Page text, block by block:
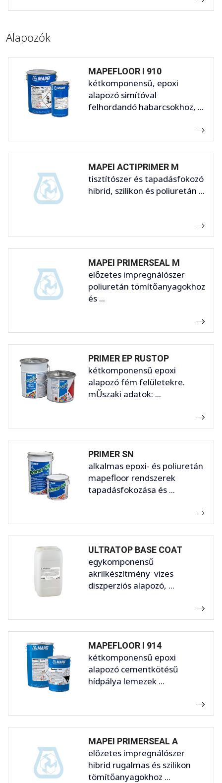
Alapozók
MAPEFLOOR I 910
kétkomponensű, epoxi
alapozó simítóval
felhordandó habarcsokhoz, ...
MAPEI ACTIPRIMER M
tisztítószer és tapadásfokozó
hibrid, szilikon és poliuretán ...
MAPEI PRIMERSEAL M
előzetes impregnálószer
poliuretán tömítőanyagokhoz
és ...
PRIMER EP RUSTOP
kétkomponensű epoxi
alapozó fém felületekre.
mŰszaki adatok: ...
PRIMER SN
alkalmas epoxi- és poliuretán
mapefloor rendszerek
tapadásfokozása és ...
ULTRATOP BASE COAT
egykomponensű
akrilkészítmény vizes
diszperziós alapozó, ...
MAPEFLOOR I 914
kétkomponensű epoxi
alapozó cementkötésű
hídpálya lemezek ...
MAPEI PRIMERSEAL A
előzetes impregnálószer
hibrid rugalmas és szilikon
tömítőanyagokhoz ...